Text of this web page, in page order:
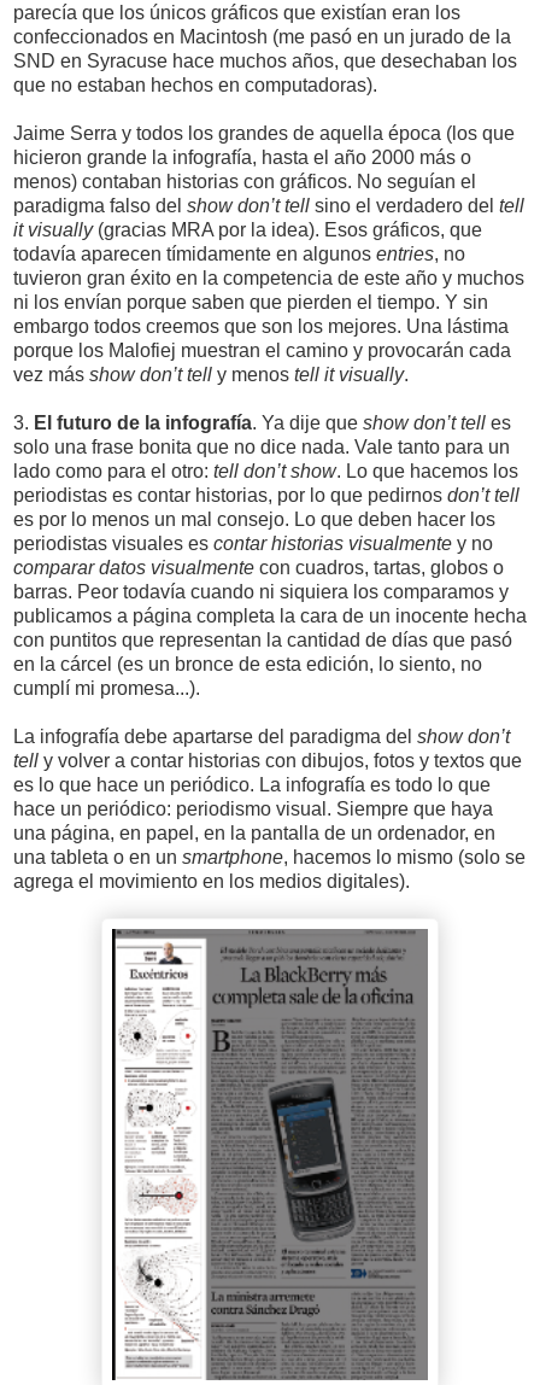
parecía que los únicos gráficos que existían eran los
confeccionados en Macintosh (me pasó en un jurado de la
SND en Syracuse hace muchos años, que desechaban los
que no estaban hechos en computadoras).
Jaime Serra y todos los grandes de aquella época (los que
hicieron grande la infografía, hasta el año 2000 más o
menos) contaban historias con gráficos. No seguían el
paradigma falso del show don’t tell sino el verdadero del tell
it visually(gracias MRA por la idea). Esos gráficos, que
todavía aparecen tímidamente en algunos entries, no
tuvieron gran éxito en la competencia de este año y muchos
ni los envían porque saben que pierden el tiempo. Y sin
embargo todos creemos que son los mejores. Una lástima
porque los Malofiej muestran el camino y provocarán cada
vez más show don’t tell y menos tell it visually.
3. El futuro de la infografía. Ya dije que show don’t tell es
solo una frase bonita que no dice nada. Vale tanto para un
lado como para el otro: tell don’t show. Lo que hacemos los
periodistas es contar historias, por lo que pedirnos don’t tell
es por lo menos un mal consejo. Lo que deben hacer los
periodistas visuales es contar historias visualmente y no
comparar datos visualmente con cuadros, tartas, globos o
barras. Peor todavía cuando ni siquiera los comparamos y
publicamos a página completa la cara de un inocente hecha
con puntitos que representan la cantidad de días que pasó
en la cárcel (es un bronce de esta edición, lo siento, no
cumplí mi promesa...).
La infografía debe apartarse del paradigma del show don’t
tell y volver a contar historias con dibujos, fotos y textos que
es lo que hace un periódico. La infografía es todo lo que
hace un periódico: periodismo visual. Siempre que haya
una página, en papel, en la pantalla de un ordenador, en
una tableta o en un smartphone, hacemos lo mismo (solo se
agrega el movimiento en los medios digitales).